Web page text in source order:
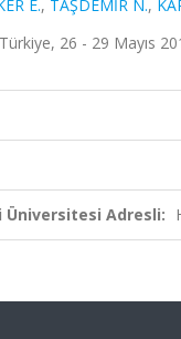
E., TAŞDEMİR N.,
26 - 29 Mayıs
Üniversitesi Adresli: